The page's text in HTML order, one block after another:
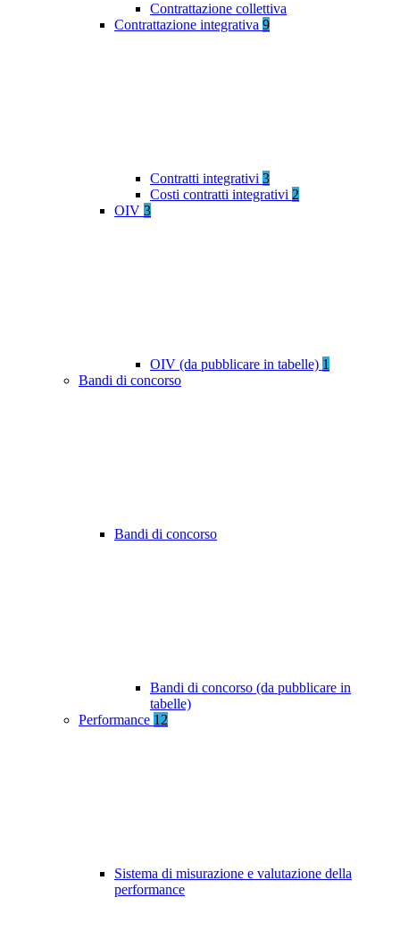
Contrattazione collettiva
Contrattazione integrativa 9
Contratti integrativi 3
Costi contratti integrativi 2
OIV 3
OIV (da pubblicare in tabelle) 1
Bandi di concorso
Bandi di concorso
Bandi di concorso (da pubblicare in
tabelle)
Performance 12
Sistema di misurazione e valutazione della
performance